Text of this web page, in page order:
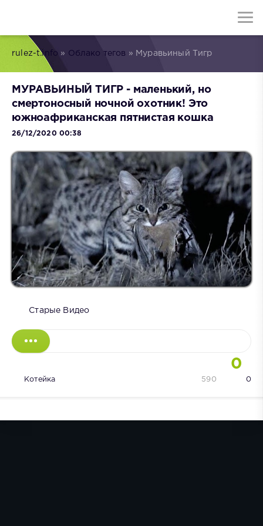
rulez-t.info » Облако тегов » Муравьиный Тигр
МУРАВЬИНЫЙ ТИГР - маленький, но
смертоносный ночной охотник! Это
южноафриканская пятнистая кошка
26/12/2020 00:38
Старые Видео
0
Котейка 0
590